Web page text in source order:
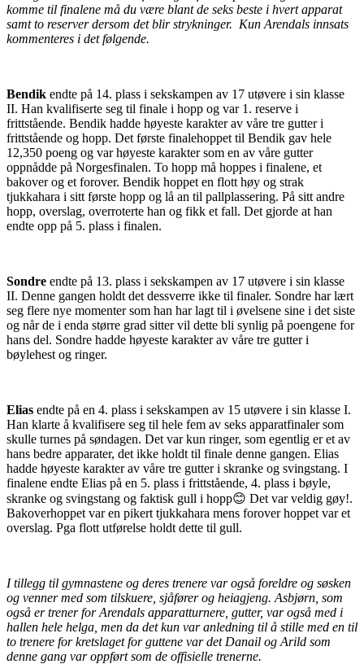
komme til finalene må du være blant de seks beste i hvert apparat
samt to reserver dersom det blir strykninger. Kun Arendals innsats
kommenteres i det følgende.
Bendik endte på 14. plass i sekskampen av 17 utøvere i sin klasse
II. Han kvalifiserte seg til finale i hopp og var 1. reserve i
frittstående. Bendik hadde høyeste karakter av våre tre gutter i
frittstående og hopp. Det første finalehoppet til Bendik gav hele
12,350 poeng og var høyeste karakter som en av våre gutter
oppnådde på Norgesfinalen. To hopp må hoppes i finalene, et
bakover og et forover. Bendik hoppet en flott høy og strak
tjukkahara i sitt første hopp og lå an til pallplassering. På sitt andre
hopp, overslag, overroterte han og fikk et fall. Det gjorde at han
endte opp på 5. plass i finalen.
Sondre endte på 13. plass i sekskampen av 17 utøvere i sin klasse
II. Denne gangen holdt det dessverre ikke til finaler. Sondre har lært
seg flere nye momenter som han har lagt til i øvelsene sine i det siste
og når de i enda større grad sitter vil dette bli synlig på poengene for
hans del. Sondre hadde høyeste karakter av våre tre gutter i
bøylehest og ringer.
Elias endte på en 4. plass i sekskampen av 15 utøvere i sin klasse I.
Han klarte å kvalifisere seg til hele fem av seks apparatfinaler som
skulle turnes på søndagen. Det var kun ringer, som egentlig er et av
hans bedre apparater, det ikke holdt til finale denne gangen. Elias
hadde høyeste karakter av våre tre gutter i skranke og svingstang. I
finalene endte Elias på en 5. plass i frittstående, 4. plass i bøyle,
skranke og svingstang og faktisk gull i hopp😊 Det var veldig gøy!.
Bakoverhoppet var en pikert tjukkahara mens forover hoppet var et
overslag. Pga flott utførelse holdt dette til gull.
I tillegg til gymnastene og deres trenere var også foreldre og søsken
og venner med som tilskuere, sjåfører og heiagjeng. Asbjørn, som
også er trener for Arendals apparatturnere, gutter, var også med i
hallen hele helga, men da det kun var anledning til å stille med en til
to trenere for kretslaget for guttene var det Danail og Arild som
denne gang var oppført som de offisielle trenerne.